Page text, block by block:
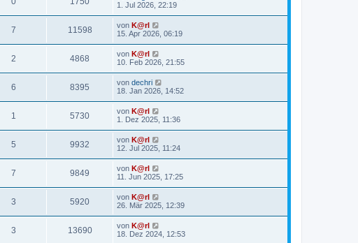
1. Jul 2026, 22:19
7 11598 von K@rl
15. Apr 2026, 06:19
2 4868 von K@rl
10. Feb 2026, 21:55
6 8395 von dechri
18. Jan 2026, 14:52
1 5730 von K@rl
1. Dez 2025, 11:36
5 9932 von K@rl
12. Jul 2025, 11:24
7 9849 von K@rl
11. Jun 2025, 17:25
3 5920 von K@rl
26. Mär 2025, 12:39
3 13690 von K@rl
18. Dez 2024, 12:53